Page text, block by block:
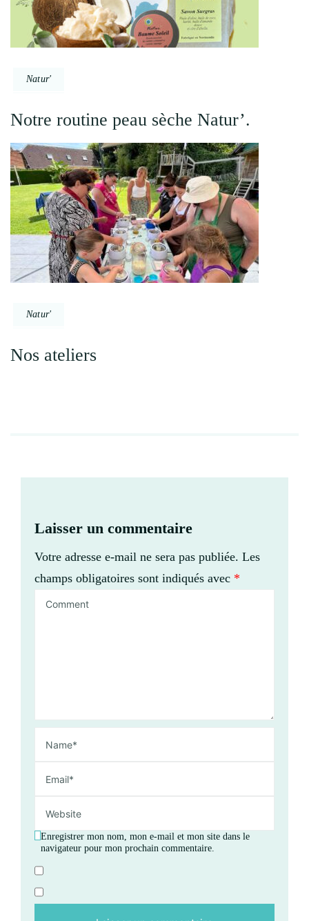
Natur'
Notre routine peau sèche Natur’.
Natur'
Nos ateliers
Laisser un commentaire
Votre adresse e-mail ne sera pas publiée. Les
champs obligatoires sont indiqués avec *
Enregistrer mon nom, mon e-mail et mon site dans le
navigateur pour mon prochain commentaire.